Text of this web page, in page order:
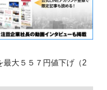
最大５５７円値下げ（2